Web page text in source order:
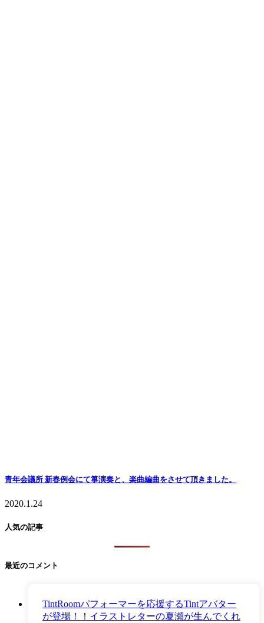
青年会議所 新春例会にて箏演奏と、楽曲編曲をさせて頂きました。
2020.1.24
人気の記事
最近のコメント
TintRoomパフォーマーを応援するTintアバター
が登場！！イラストレターの夏瀬が生んでくれ